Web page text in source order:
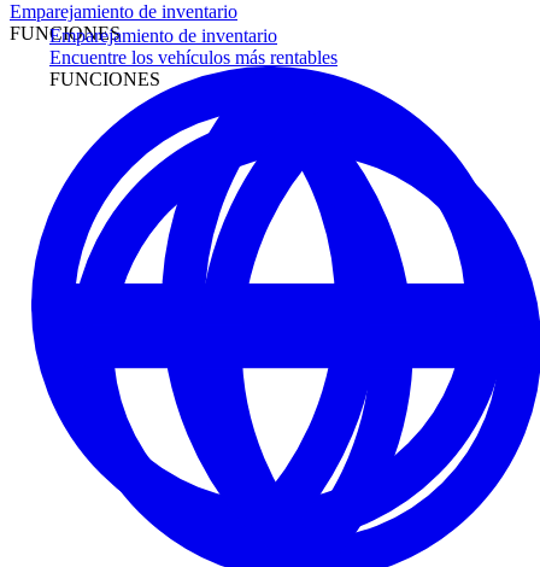
Emparejamiento de inventario
Encuentre los vehículos más rentables
FUNCIONES
Emparejamiento de inventario
FUNCIONES